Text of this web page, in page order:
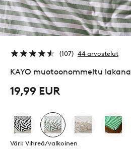
107 44 arvostelut
KAYO muotoonommeltu lakana
19,99 EUR
Väri: Vihreä/valkoinen